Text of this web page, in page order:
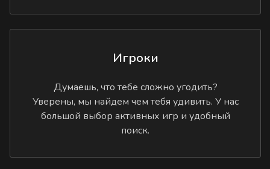
Игроки
Думаешь, что тебе сложно угодить?
Уверены, мы найдем чем тебя удивить. У нас
большой выбор активных игр и удобный
поиск.